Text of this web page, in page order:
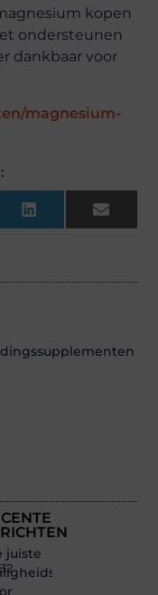
kopen
ondersteunen
dankbaar voor
magnesium-
LinkedInEmail
juiste